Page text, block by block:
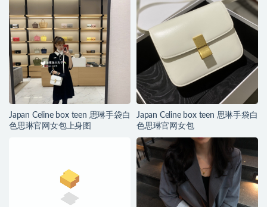
Japan Celine box teen 思琳手袋白
色思琳官网女包上身图
Japan Celine box teen 思琳手袋白
色思琳官网女包